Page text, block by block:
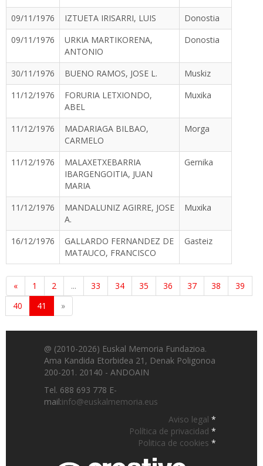
09/11/1976 IZTUETA IRISARRI, LUIS
Donostia
09/11/1976
URKIA MARTIKORENA,
ANTONIO
Donostia
30/11/1976 BUENO RAMOS, JOSE L.
Muskiz
11/12/1976
FORURIA LETXIONDO,
ABEL
Muxika
11/12/1976
MADARIAGA BILBAO,
CARMELO
Morga
11/12/1976
MALAXETXEBARRIA
IBARGENGOITIA, JUAN
MARIA
Gernika
11/12/1976
MANDALUNIZ AGIRRE, JOSE
A.
Muxika
16/12/1976
GALLARDO FERNANDEZ DE
MATAUCO, FRANCISCO
Gasteiz
« 1 2 ... 33 34 35 36 37 38
39
40
41 »
@ (2010-2026) Euskal Memoria Fundazioa.
Ama Kandida Etorbidea 21, Denak Poligonoa
200-201. 20140 - ANDOAIN
Tel. 688 693 778 E-
mail:info@euskalmemoria.eus
Aviso legal *
Política de privacidad *
Politica de cookies *